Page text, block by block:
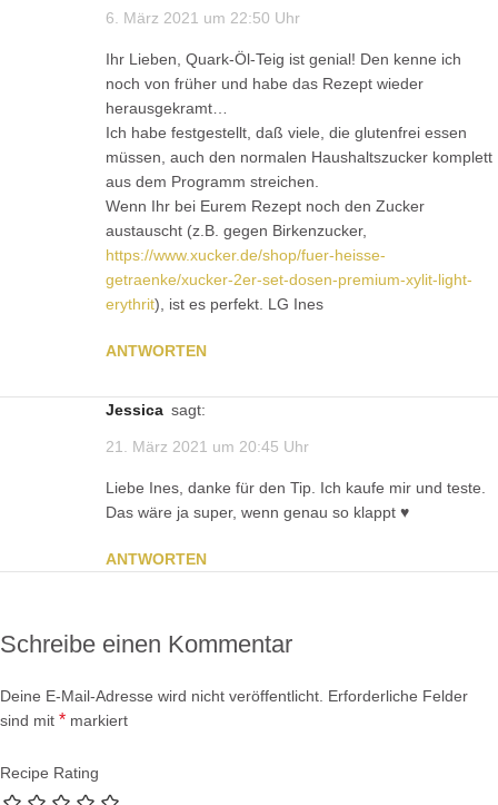
6. März 2021 um 22:50 Uhr
Ihr Lieben, Quark-Öl-Teig ist genial! Den kenne ich
noch von früher und habe das Rezept wieder
herausgekramt…
Ich habe festgestellt, daß viele, die glutenfrei essen
müssen, auch den normalen Haushaltszucker komplett
aus dem Programm streichen.
Wenn Ihr bei Eurem Rezept noch den Zucker
austauscht (z.B. gegen Birkenzucker,
https://www.xucker.de/shop/fuer-heisse-
getraenke/xucker-2er-set-dosen-premium-xylit-light-
erythrit), ist es perfekt. LG Ines
ANTWORTEN
Jessica sagt:
21. März 2021 um 20:45 Uhr
Liebe Ines, danke für den Tip. Ich kaufe mir und teste.
Das wäre ja super, wenn genau so klappt ♥️
ANTWORTEN
Schreibe einen Kommentar
Deine E-Mail-Adresse wird nicht veröffentlicht. Erforderliche Felder
sind mit * markiert
Recipe Rating